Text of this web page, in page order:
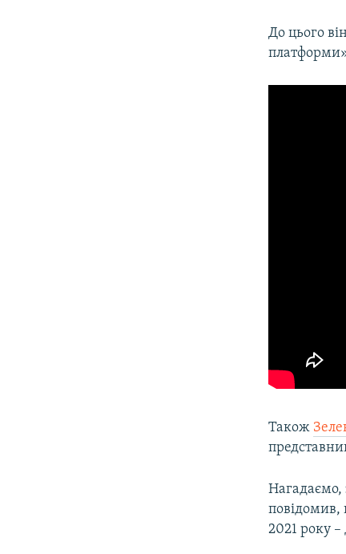
До цього
Також
Нагадаємо,
повідомив,
2021 року –